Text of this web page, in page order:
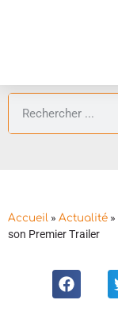
Accueil » Actualité »
son Premier Trailer